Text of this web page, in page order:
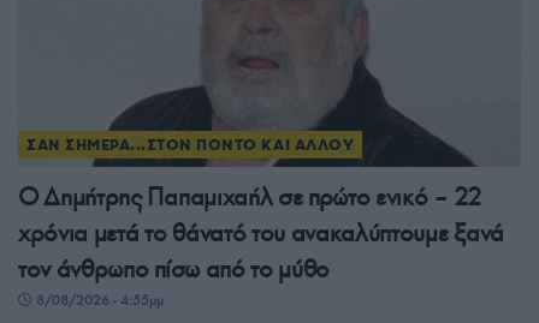
ΣΑΝ ΣΗΜΕΡΑ...ΣΤΟΝ ΠΟΝΤΟ ΚΑΙ ΑΛΛΟΥ
Ο Δημήτρης Παπαμιχαήλ σε πρώτο ενικό – 22
χρόνια μετά το θάνατό του ανακαλύπτουμε ξανά
τον άνθρωπο πίσω από το μύθο
8/08/2026 - 4:55μμ